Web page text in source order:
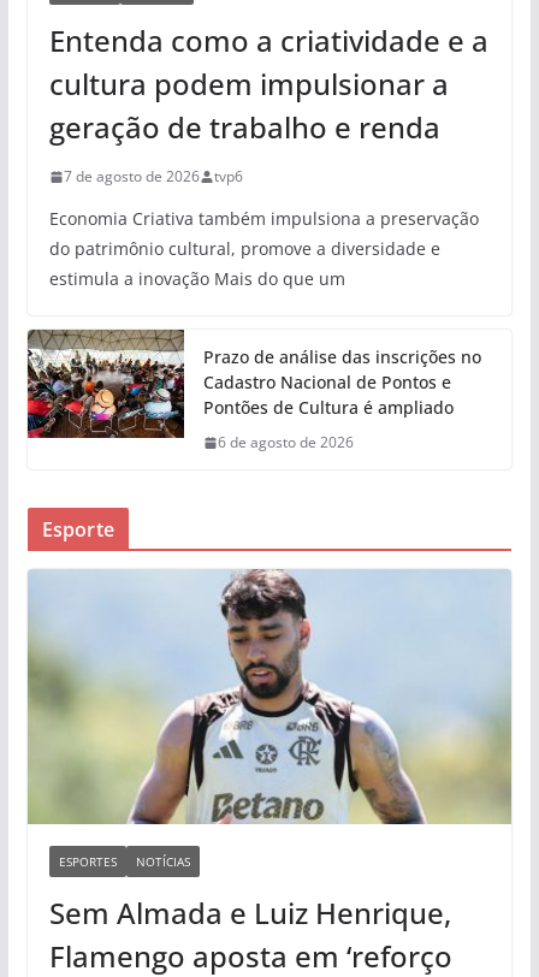
Entenda como a criatividade e a
cultura podem impulsionar a
geração de trabalho e renda
7 de agosto de 2026 tvp6
Economia Criativa também impulsiona a preservação
do patrimônio cultural, promove a diversidade e
estimula a inovação Mais do que um
Prazo de análise das inscrições no
Cadastro Nacional de Pontos e
Pontões de Cultura é ampliado
6 de agosto de 2026
Esporte
ESPORTES NOTÍCIAS
Sem Almada e Luiz Henrique,
Flamengo aposta em ‘reforço